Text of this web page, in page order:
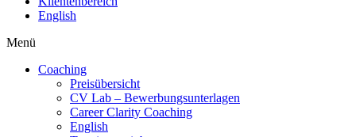
English
Menü
Coaching
Preisübersicht
CV Lab – Bewerbungsunterlagen
Career Clarity Coaching
English